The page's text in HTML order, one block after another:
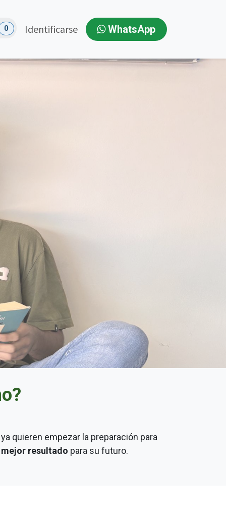
0 Identificarse WhatsApp
quieren empezar la preparación para
resultado para su futuro.